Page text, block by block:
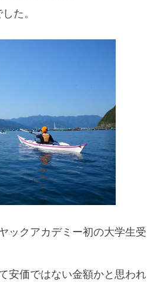
た。
ックアカデミー初の大学生受
安価ではない金額かと思われ